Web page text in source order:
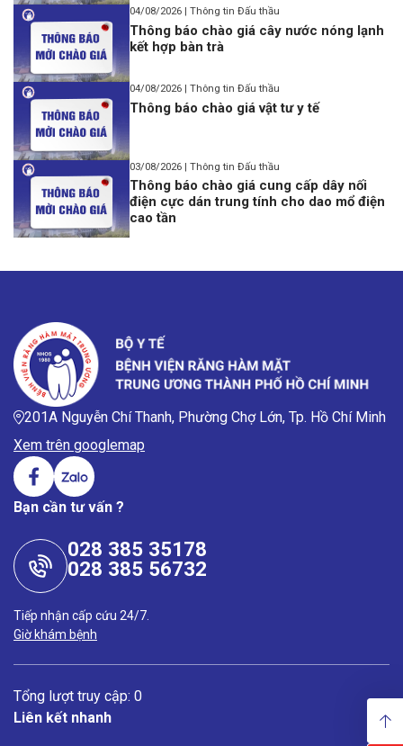
04/08/2026 | Thông tin Đấu thầu
Thông báo chào giá cây nước nóng lạnh
kết hợp bàn trà
04/08/2026 | Thông tin Đấu thầu
Thông báo chào giá vật tư y tế
03/08/2026 | Thông tin Đấu thầu
Thông báo chào giá cung cấp dây nối
điện cực dán trung tính cho dao mổ điện
cao tần
201A Nguyễn Chí Thanh, Phường Chợ Lớn, Tp. Hồ Chí Minh
Xem trên googlemap
Bạn cần tư vấn ?
028 385 35178
028 385 56732
Tiếp nhận cấp cứu 24/7.
Giờ khám bệnh
Tổng lượt truy cập: 0
Liên kết nhanh